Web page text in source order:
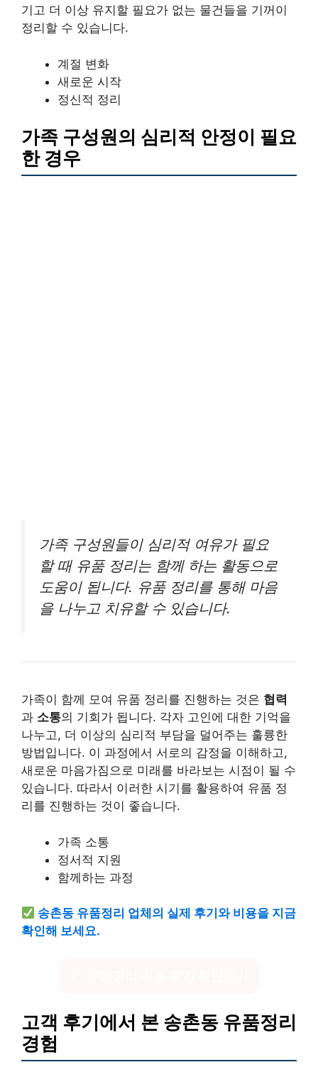
기고 더 이상 유지할 필요가 없는 물건들을 기꺼이
정리할 수 있습니다.
계절 변화
새로운 시작
정신적 정리
가족 구성원의 심리적 안정이 필요
한 경우
가족 구성원들이 심리적 여유가 필요
할 때 유품 정리는 함께 하는 활동으로
도움이 됩니다. 유품 정리를 통해 마음
을 나누고 치유할 수 있습니다.
가족이 함께 모여 유품 정리를 진행하는 것은 협력
과 소통의 기회가 됩니다. 각자 고인에 대한 기억을
나누고, 더 이상의 심리적 부담을 덜어주는 훌륭한
방법입니다. 이 과정에서 서로의 감정을 이해하고,
새로운 마음가짐으로 미래를 바라보는 시점이 될 수
있습니다. 따라서 이러한 시기를 활용하여 유품 정
리를 진행하는 것이 좋습니다.
가족 소통
정서적 지원
함께하는 과정
송촌동 유품정리 업체의 실제 후기와 비용을 지금
확인해 보세요.
고객 후기에서 본 송촌동 유품정리
경험